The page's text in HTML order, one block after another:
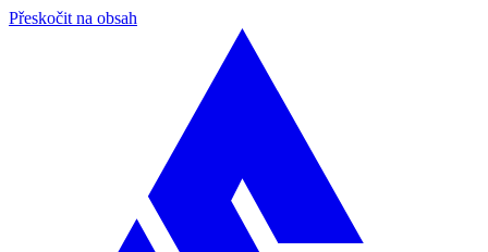
Přeskočit na obsah